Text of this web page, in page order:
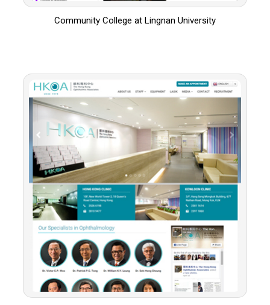
Community College at Lingnan University